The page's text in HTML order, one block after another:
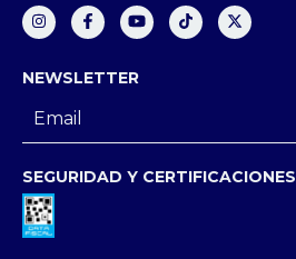
NEWSLETTER
SEGURIDAD Y CERTIFICACIONES